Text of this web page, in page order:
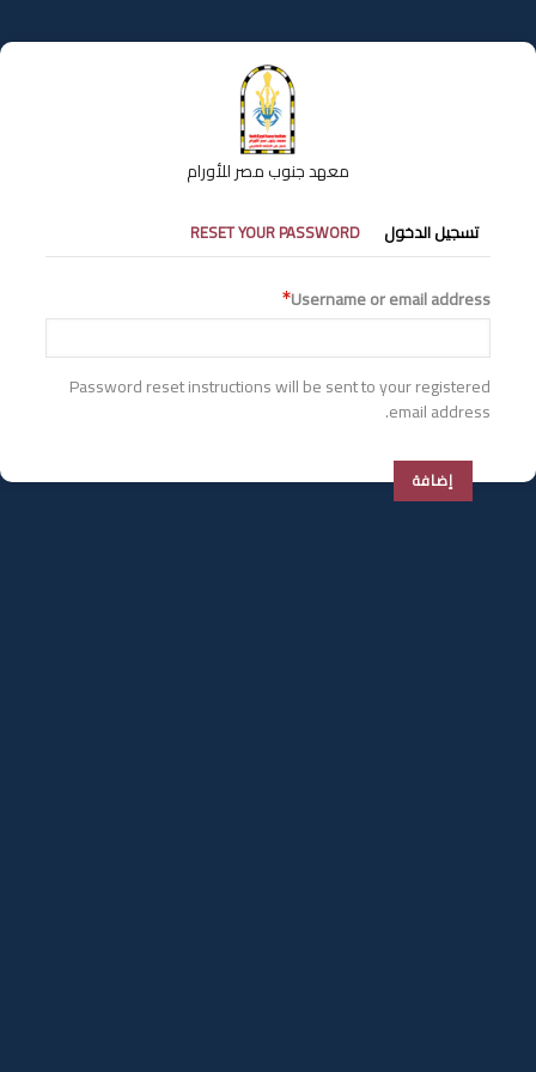
إلى
المحتوى
معهد جنوب مصر للأورام
التبويبات
الأساسية
تسجيل الدخول RESET YOUR PASSWORD
Username or email address
Password reset instructions will be sent to your registered
email address.